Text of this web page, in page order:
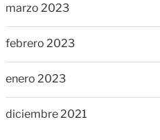
marzo 2023
febrero 2023
enero 2023
diciembre 2021